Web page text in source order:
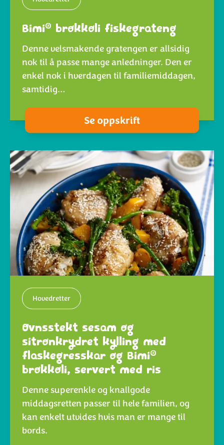
Bimi® brokkoli fiskegrateng
Denne velsmakende gratengen er allsidig
nok til å passe mange anledninger. Den er
enkel nok i hverdagen til familiemiddagen,
samtidig…
Se oppskrift
Hovedretter
Ovnsstekt sesam og
sitronkrydret kylling med
flaskegresskar og Bimi®
brokkoli, servert med ris
Denne superenkle og knallgode
middagsretten passer til hele familien, og
kan enkelt utvides hvis man er mange til
bords.